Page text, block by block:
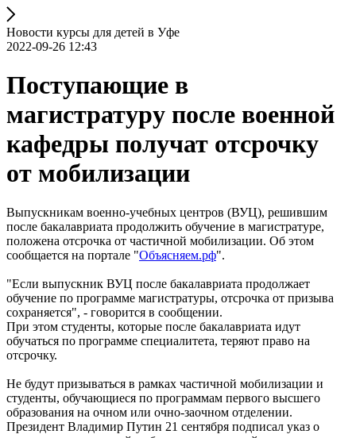
Новости курсы для детей в Уфе
2022-09-26 12:43
Поступающие в
магистратуру после военной
кафедры получат отсрочку
от мобилизации
Выпускникам военно-учебных центров (ВУЦ), решившим
после бакалавриата продолжить обучение в магистратуре,
положена отсрочка от частичной мобилизации. Об этом
сообщается на портале "Объясняем.рф".
"Если выпускник ВУЦ после бакалавриата продолжает
обучение по программе магистратуры, отсрочка от призыва
сохраняется", - говорится в сообщении.
При этом студенты, которые после бакалавриата идут
обучаться по программе специалитета, теряют право на
отсрочку.
Не будут призываться в рамках частичной мобилизации и
студенты, обучающиеся по программам первого высшего
образования на очном или очно-заочном отделении.
Президент Владимир Путин 21 сентября подписал указ о